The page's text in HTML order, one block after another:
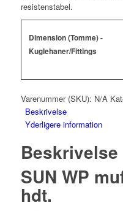
resistenstabel.
Dimension (Tomme) -
Kuglehaner/Fittings
Varenummer (SKU): N/A
Beskrivelse
Yderligere information
Beskrivelse
SUN WP
hdt.